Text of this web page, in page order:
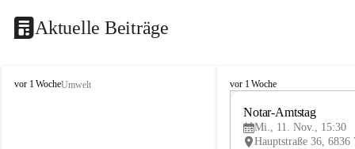
Aktuelle Beiträge
V
vor 1 WocheUmwelt
V
vor 1 Woche
Notar-Amtstag
Mi., 11. Nov., 15:30